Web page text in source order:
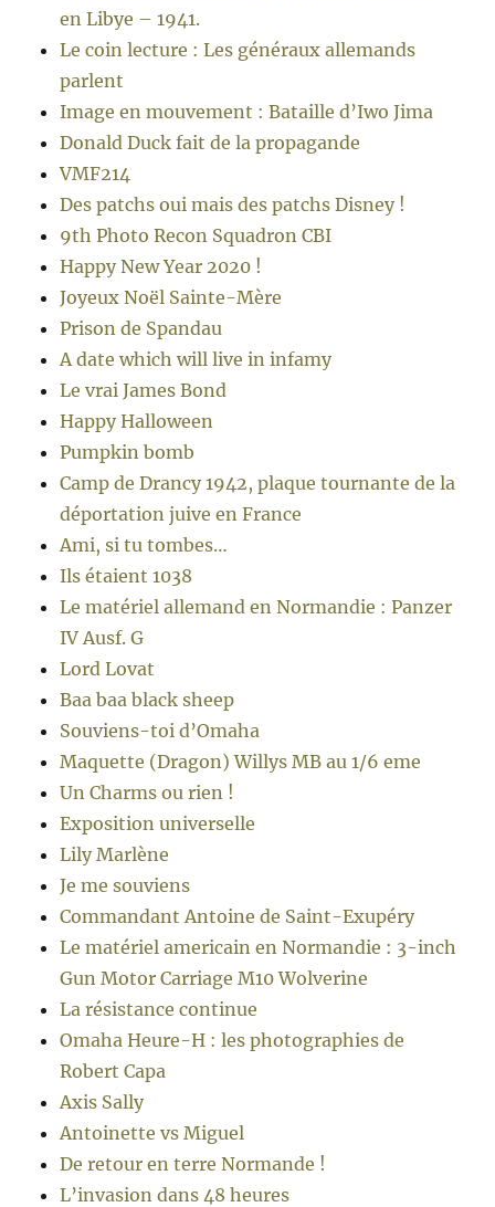
en Libye – 1941.
Le coin lecture : Les généraux allemands
parlent
Image en mouvement : Bataille d’Iwo Jima
Donald Duck fait de la propagande
VMF214
Des patchs oui mais des patchs Disney !
9th Photo Recon Squadron CBI
Happy New Year 2020 !
Joyeux Noël Sainte-Mère
Prison de Spandau
A date which will live in infamy
Le vrai James Bond
Happy Halloween
Pumpkin bomb
Camp de Drancy 1942, plaque tournante de la
déportation juive en France
Ami, si tu tombes…
Ils étaient 1038
Le matériel allemand en Normandie : Panzer
IV Ausf. G
Lord Lovat
Baa baa black sheep
Souviens-toi d’Omaha
Maquette (Dragon) Willys MB au 1/6 eme
Un Charms ou rien !
Exposition universelle
Lily Marlène
Je me souviens
Commandant Antoine de Saint-Exupéry
Le matériel americain en Normandie : 3-inch
Gun Motor Carriage M10 Wolverine
La résistance continue
Omaha Heure-H : les photographies de
Robert Capa
Axis Sally
Antoinette vs Miguel
De retour en terre Normande !
L’invasion dans 48 heures